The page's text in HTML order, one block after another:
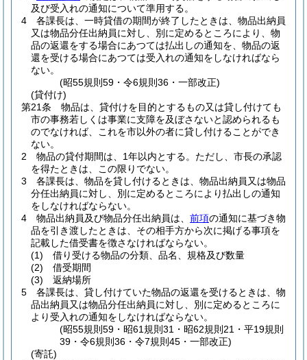
及び受入れの通知について準用する。
4
各課長は、一時貸借の期間が終了したときは、物品出納員
又は物品分任出納員に対し、別に定めるところにより、物
品の返還をする場合にあつては払出しの通知を、物品の返
還を受ける場合にあつては受入れの通知をしなければなら
ない。
(昭55規則59・令6規則36・一部改正)
(貸付け)
第21条
物品は、貸付けを目的とするもの又は貸し付けても
市の事務若しくは事業に支障を及ぼさないと認められるも
のでなければ、これを市以外の者に貸し付けることができ
ない。
2
物品の貸付期間は、1年以内とする。 ただし、市長の承認
を得たときは、この限りでない。
3
各課長は、物品を貸し付けるときは、物品出納員又は物品
分任出納員に対し、別に定めるところにより払出しの通知
をしなければならない。
4
物品出納員及び物品分任出納員は、 前項の通知に基づき物
品を引き渡したときは、その相手方から次に掲げる事項を
記載した借受書を徴さなければならない。
(1)
借り受ける物品の分類、品名、規格及び数量
(2)
借受期間
(3)
返納場所
5
各課長は、貸し付けていた物品の返還を受けるときは、物
品出納員又は物品分任出納員に対し、別に定めるところに
より受入れの通知をしなければならない。
(昭55規則59・昭61規則31・昭62規則21・平19規則
39・令6規則36・令7規則45・一部改正)
(寄託)